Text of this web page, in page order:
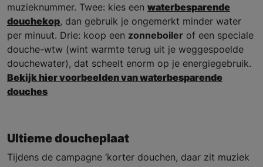
muzieknummer. Twee: kies een waterbesparende
douchekop, dan gebruik je ongemerkt minder water
per minuut. Drie: koop een zonneboiler of een speciale
douche-wtw (wint warmte terug uit je weggespoelde
douchewater), dat scheelt enorm op je energiegebruik.
Bekijk hier voorbeelden van waterbesparende
douches
Ultieme doucheplaat
Tijdens de campagne ‘korter douchen, daar zit muziek